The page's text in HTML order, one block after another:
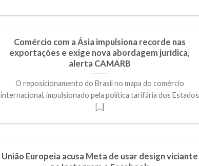
Comércio com a Ásia impulsiona recorde nas
exportações e exige nova abordagem jurídica,
alerta CAMARB
O reposicionamento do Brasil no mapa do comércio
internacional, impulsionado pela política tarifária dos Estados
[...]
União Europeia acusa Meta de usar design viciante